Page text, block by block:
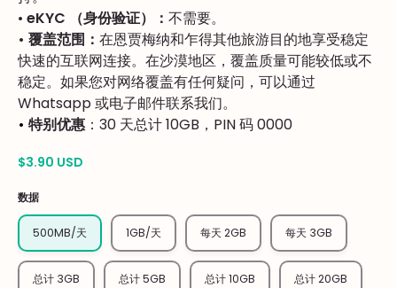
• eKYC （身份验证）： 不需要。
• 覆盖范围： 在恩贾梅纳和乍得其他旅游目的地享受稳定
快速的互联网连接。在沙漠地区，覆盖质量可能较低或不
稳定。如果您对网络覆盖有任何疑问，可以通过
Whatsapp 或电子邮件联系我们。
• 特别优惠：30 天总计 10GB，PIN 码 0000
$3.90 USD
数据
500MB/天 1GB/天 每天 2GB 每天 3GB
总计 3GB 总计 5GB 总计 10GB 总计 20GB